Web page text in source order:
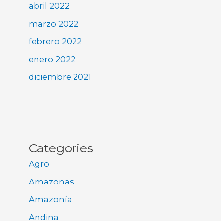
abril 2022
marzo 2022
febrero 2022
enero 2022
diciembre 2021
Categories
Agro
Amazonas
Amazonía
Andina